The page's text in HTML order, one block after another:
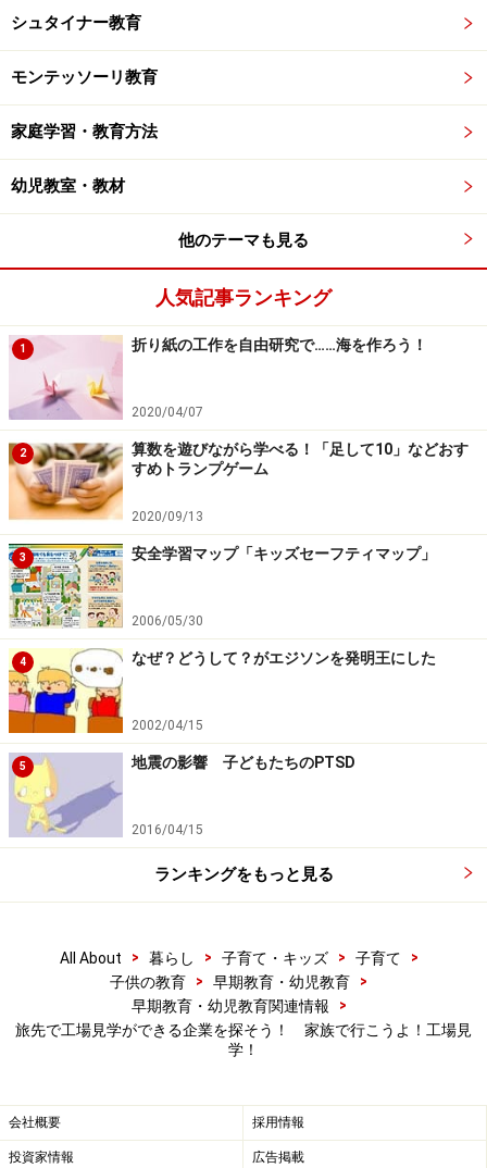
シュタイナー教育
モンテッソーリ教育
家庭学習・教育方法
幼児教室・教材
他のテーマも見る
人気記事ランキング
1 折り紙の工作を自由研究で……海を作ろう！
2020/04/07
2
算数を遊びながら学べる！「足して10」などおす
すめトランプゲーム
2020/09/13
3 安全学習マップ「キッズセーフティマップ」
2006/05/30
4 なぜ？どうして？がエジソンを発明王にした
2002/04/15
5 地震の影響 子どもたちのPTSD
2016/04/15
ランキングをもっと見る
All About > 暮らし > 子育て・キッズ > 子育て
>
子供の教育
> 早期教育・幼児教育
>
早期教育・幼児教育関連情報
>
旅先で工場見学ができる企業を探そう！ 家族で行こうよ！工場見
学！
会社概要 採用情報
投資家情報 広告掲載